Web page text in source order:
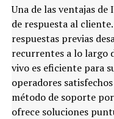
Una de las ventajas de
de respuesta al
respuestas previas
recurrentes a lo largo
vivo es eficiente para
operadores
método de soporte
ofrece soluciones